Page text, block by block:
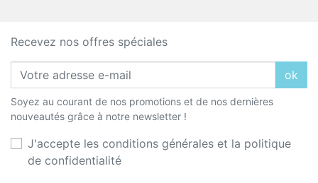
Recevez nos offres spéciales
ok
Soyez au courant de nos promotions et de nos dernières
nouveautés grâce à notre newsletter !
J'accepte les conditions générales et la politique
de confidentialité